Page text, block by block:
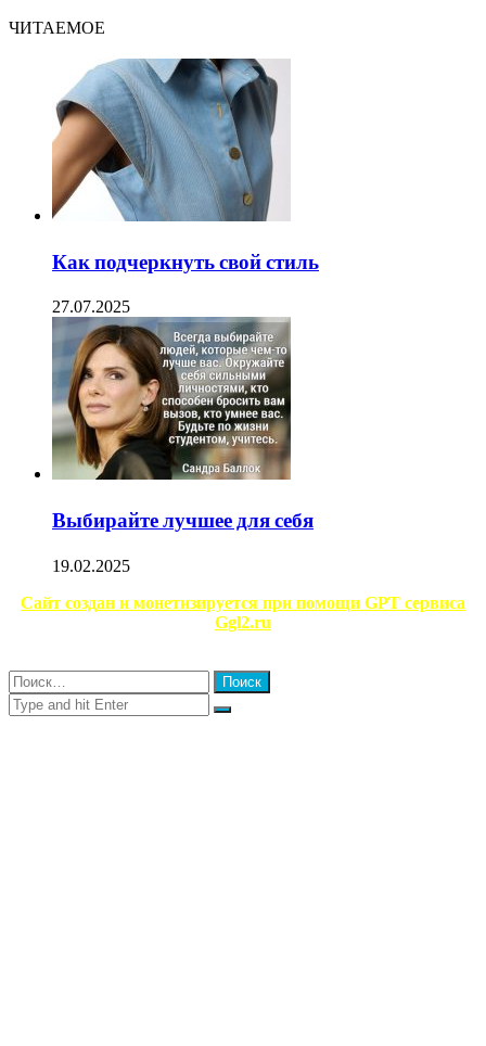
ЧИТАЕМОЕ
Как подчеркнуть свой стиль
27.07.2025
Выбирайте лучшее для себя
19.02.2025
Сайт создан и монетизируется при помощи GPT сервиса
Ggl2.ru
Close
Найти:
Close
Search